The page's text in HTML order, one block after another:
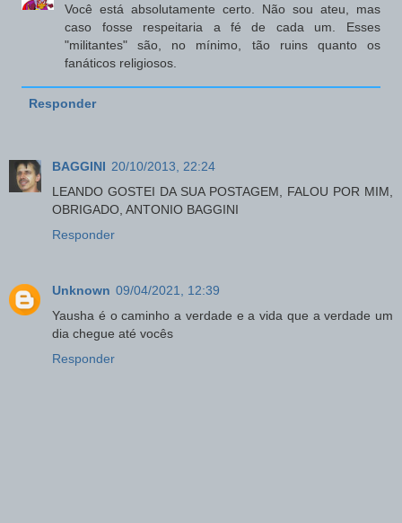
Você está absolutamente certo. Não sou ateu, mas
caso fosse respeitaria a fé de cada um. Esses
"militantes" são, no mínimo, tão ruins quanto os
fanáticos religiosos.
Responder
BAGGINI 20/10/2013, 22:24
LEANDO GOSTEI DA SUA POSTAGEM, FALOU POR MIM,
OBRIGADO, ANTONIO BAGGINI
Responder
Unknown 09/04/2021, 12:39
Yausha é o caminho a verdade e a vida que a verdade um
dia chegue até vocês
Responder